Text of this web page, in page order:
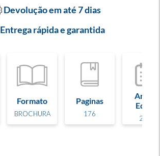
Devolução em até 7 dias
Entrega rápida e garantida
Formato
BROCHURA
Paginas
176
Ano de
Edição
2025